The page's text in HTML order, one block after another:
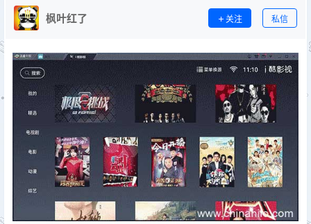
枫叶红了 关注 私信